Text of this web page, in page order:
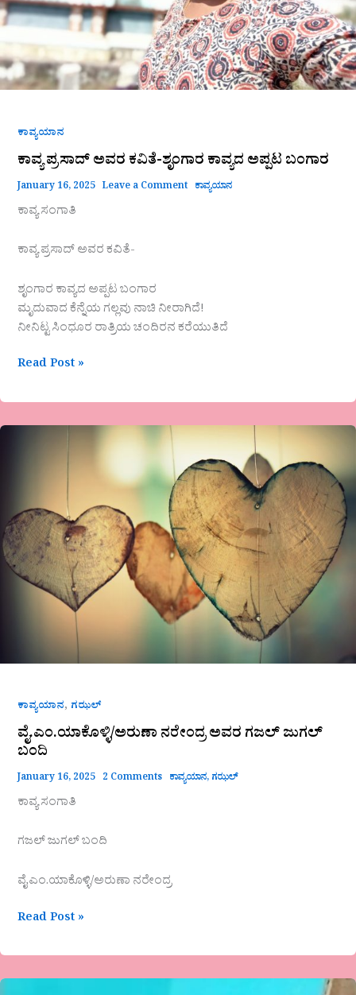
ಕಾವ್ಯಯಾನ
ಕಾವ್ಯ ಪ್ರಸಾದ್ ಅವರ ಕವಿತೆ-ಶೃಂಗಾರ ಕಾವ್ಯದ ಅಪ್ಪಟ ಬಂಗಾರ
January 16, 2025 Leave a Comment ಕಾವ್ಯಯಾನ
ಕಾವ್ಯ ಸಂಗಾತಿ
ಕಾವ್ಯ ಪ್ರಸಾದ್ ಅವರ ಕವಿತೆ-
ಶೃಂಗಾರ ಕಾವ್ಯದ ಅಪ್ಪಟ ಬಂಗಾರ
ಮೃದುವಾದ ಕೆನ್ನೆಯ ಗಲ್ಲವು ನಾಚಿ ನೀರಾಗಿದೆ!
ನೀನಿಟ್ಟ ಸಿಂಧೂರ ರಾತ್ರಿಯ ಚಂದಿರನ ಕರೆಯುತಿದೆ
Read Post »
ಕಾವ್ಯಯಾನ, ಗಝಲ್
ವೈ.ಎಂ.ಯಾಕೊಳ್ಳಿ/ಅರುಣಾ ನರೇಂದ್ರ ಅವರ ಗಜಲ್‌ ಜುಗಲ್
ಬಂದಿ
January 16, 2025 2 Comments ಕಾವ್ಯಯಾನ, ಗಝಲ್
ಕಾವ್ಯ ಸಂಗಾತಿ
ಗಜಲ್‌ ಜುಗಲ್ ಬಂದಿ
ವೈ.ಎಂ.ಯಾಕೊಳ್ಳಿ/ಅರುಣಾ ನರೇಂದ್ರ
ವೈ.ಎಂ.ಯಾಕೊಳ್ಳಿ/
ಗಜಲ್‌
ಜುಗಲ್
ಬಂದಿ
Read Post »